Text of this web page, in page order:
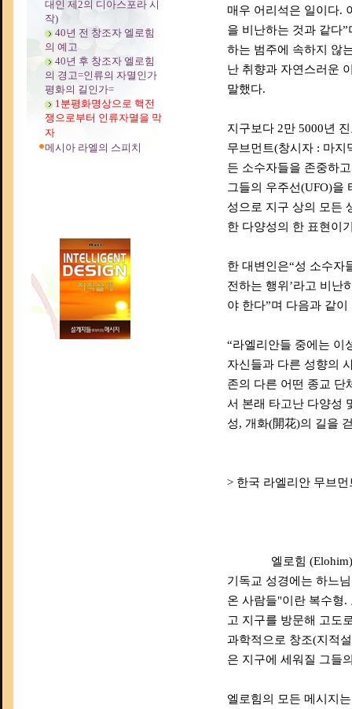
대인 제2의 디아스포라 시
작)
40년 전 창조자 엘로힘
의 예고
40년 후 창조자 엘로힘
의 경고=인류의 자멸인가
평화의 길인가=
1분평화명상으로 핵전
쟁으로부터 인류자멸을 막
자
메시아 라엘의 스피치
매우 어리석은 일이다.
을 비난하는 것과 같다
하는 범주에 속하지 않
난 취향과 자연스러운
말했다.
지구보다 2만 5000년
무브먼트(창시자 : 마지
든 소수자들을 존중하
그들의 우주선(UFO)을
성으로 지구 상의 모든
한 다양성의 한 표현이
한 대변인은“성 소수자
전하는 행위’라고 비난
야 한다”며 다음과 같
“라엘리안들 중에는 이
자신들과 다른 성향의
존의 다른 어떤 종교 단
서 본래 타고난 다양성
성, 개화(開花)의 길을
> 한국 라엘리안 무브
엘로힘 (Elohim)
기독교 성경에는 하느
온 사람들"이란 복수형.
고 지구를 방문해 고도
과학적으로 창조(지적
은 지구에 세워질 그들
엘로힘의 모든 메시지